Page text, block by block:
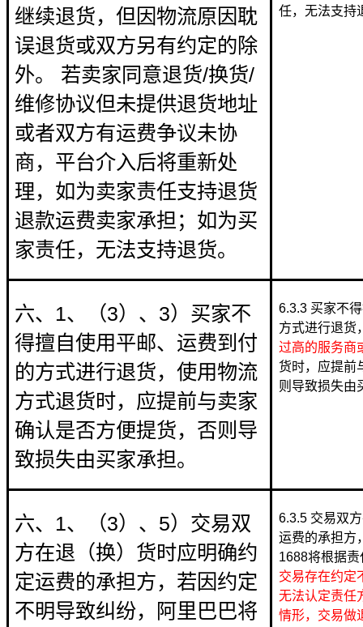
继续退货，但因物流原因耽
误退货或双方另有约定的除
外。 若卖家同意退货/换货/
维修协议但未提供退货地址
或者双方有运费争议未协
商，平台介入后将重新处
理，如为卖家责任支持退货
退款运费卖家承担；如为买
家责任，无法支持退货。
任，无法支持
六、1、（3）、3）买家不
得擅自使用平邮、运费到付
的方式进行退货，使用物流
方式退货时，应提前与卖家
确认是否方便提货，否则导
致损失由买家承担。
6.3.3 买家不
方式进行退货
过高的服务商
货时，应提前
则导致损失由
六、1、（3）、5）交易双
方在退（换）货时应明确约
定运费的承担方，若因约定
不明导致纠纷，阿里巴巴将
6.3.5 交易双
运费的承担方
1688将根据
交易存在约定
无法认定责任
情形，交易做